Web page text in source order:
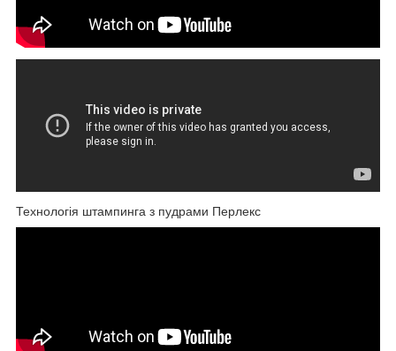
Технологія штампинга з пудрами Перлекс